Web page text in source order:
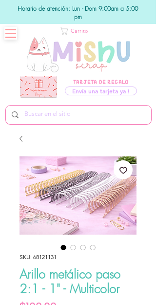
Horario de atención: Lun - Dom 9:00am a 5:00
pm
TARJETA DE REGALO
Envía una tarjeta ya !
Carrito
SKU: 68121131
Arillo metálico paso
2:1 - 1" - Multicolor